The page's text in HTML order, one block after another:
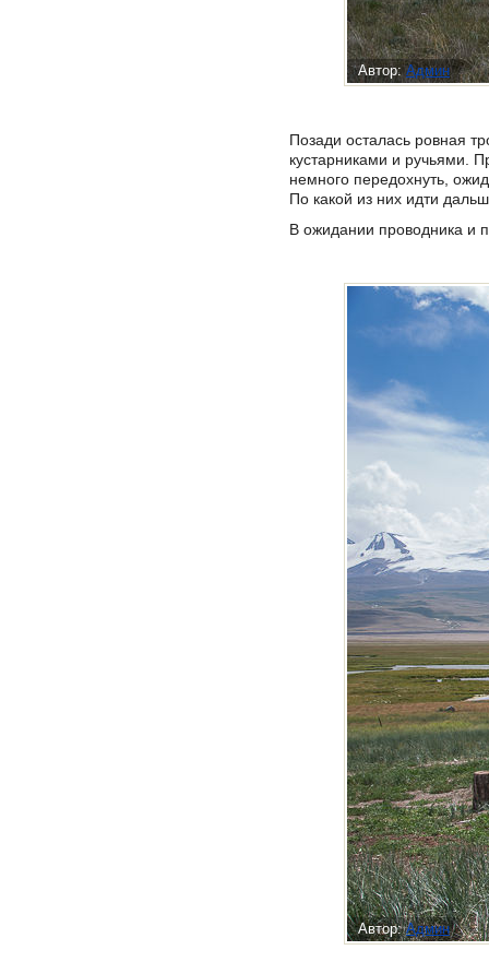
Автор:Админ
Позади осталась ровная
кустарниками и ручьями.
немного передохнуть,
По какой из них идти
В ожидании проводника и
Автор:Админ